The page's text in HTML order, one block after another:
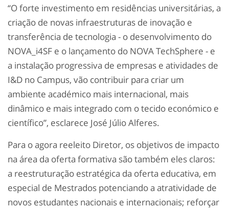
“O forte investimento em residências universitárias, a
criação de novas infraestruturas de inovação e
transferência de tecnologia - o desenvolvimento do
NOVA_i4SF e o lançamento do NOVA TechSphere - e
a instalação progressiva de empresas e atividades de
I&D no Campus, vão contribuir para criar um
ambiente académico mais internacional, mais
dinâmico e mais integrado com o tecido económico e
científico”, esclarece José Júlio Alferes.
Para o agora reeleito Diretor, os objetivos de impacto
na área da oferta formativa são também eles claros:
a reestruturação estratégica da oferta educativa, em
especial de Mestrados potenciando a atratividade de
novos estudantes nacionais e internacionais; reforçar